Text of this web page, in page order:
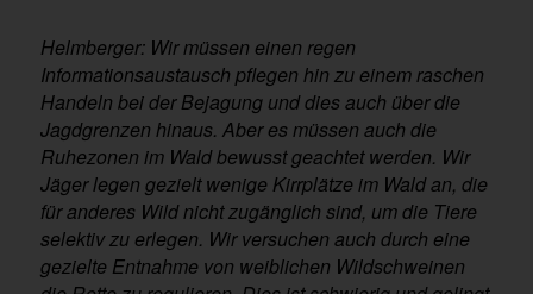
Helmberger: Wir müssen einen regen
Informationsaustausch pflegen hin zu einem raschen
Handeln bei der Bejagung und dies auch über die
Jagdgrenzen hinaus. Aber es müssen auch die
Ruhezonen im Wald bewusst geachtet werden. Wir
Jäger legen gezielt wenige Kirrplätze im Wald an, die
für anderes Wild nicht zugänglich sind, um die Tiere
selektiv zu erlegen. Wir versuchen auch durch eine
gezielte Entnahme von weiblichen Wildschweinen